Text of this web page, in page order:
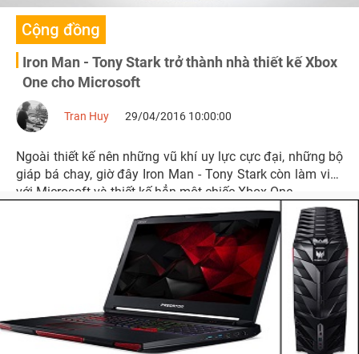
Cộng đồng
Iron Man - Tony Stark trở thành nhà thiết kế Xbox
One cho Microsoft
Tran Huy 29/04/2016 10:00:00
Ngoài thiết kế nên những vũ khí uy lực cực đại, những bộ
giáp bá chay, giờ đây Iron Man - Tony Stark còn làm việc
với Microsoft và thiết kế hẳn một chiếc Xbox One.